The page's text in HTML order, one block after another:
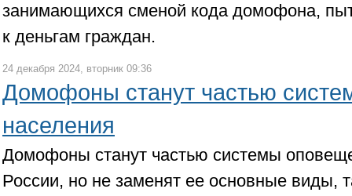
занимающихся сменой кода домофона,
к деньгам граждан.
24 декабря 2024, вторник 09:36
Домофоны станут частью
населения
Домофоны станут частью системы
России, но не заменят ее основные виды,